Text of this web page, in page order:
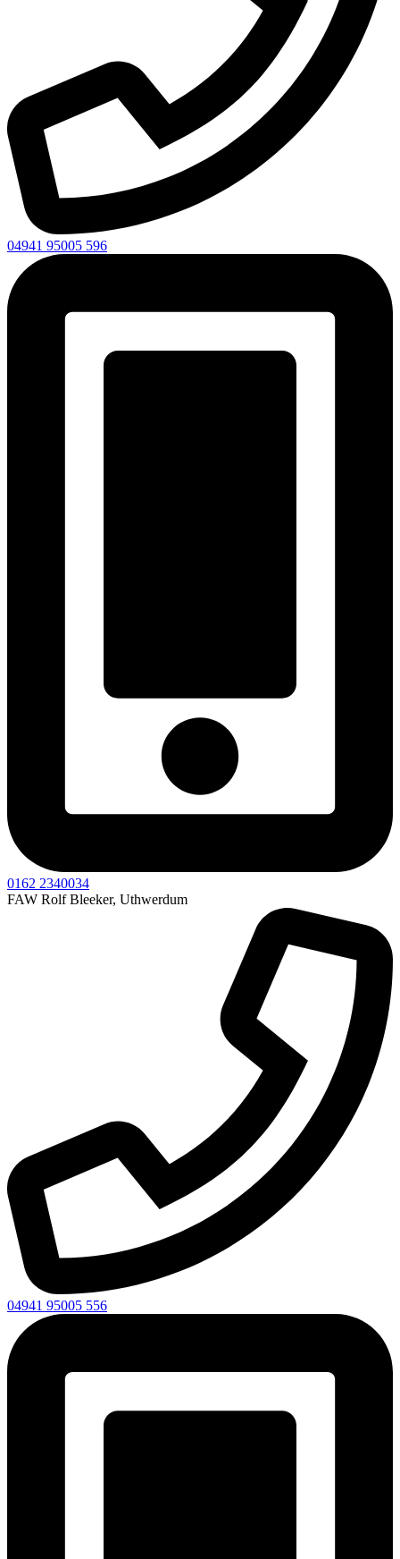
04941 95005 596
0162 2340034
FAW Rolf Bleeker, Uthwerdum
04941 95005 556